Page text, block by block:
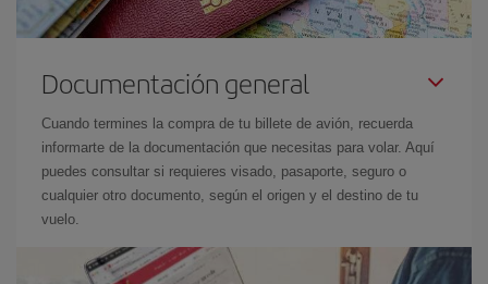
Documentación general
Cuando termines la compra de tu billete de avión, recuerda
informarte de la documentación que necesitas para volar. Aquí
puedes consultar si requieres visado, pasaporte, seguro o
cualquier otro documento, según el origen y el destino de tu
vuelo.